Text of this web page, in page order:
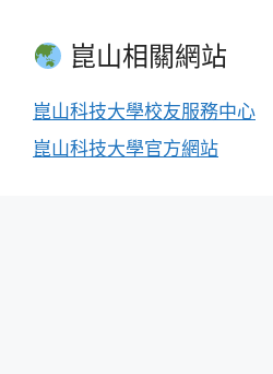
崑山相關網站
崑山科技大學校友服務中心
崑山科技大學官方網站